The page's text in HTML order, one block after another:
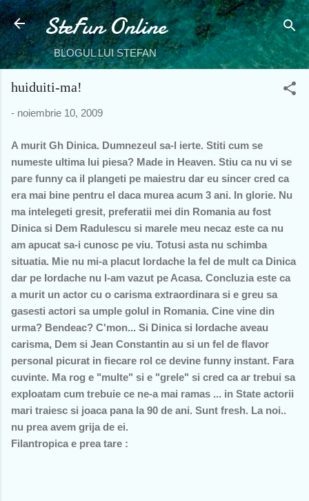
Treceți la conținutul principal
SteFun Online
BLOGUL LUI STEFAN
huiduiti-ma!
- noiembrie 10, 2009
A murit Gh Dinica. Dumnezeul sa-l ierte. Stiti cum se
numeste ultima lui piesa? Made in Heaven. Stiu ca nu vi se
pare funny ca il plangeti pe maiestru dar eu sincer cred ca
era mai bine pentru el daca murea acum 3 ani. In glorie. Nu
ma intelegeti gresit, preferatii mei din Romania au fost
Dinica si Dem Radulescu si marele meu necaz este ca nu
am apucat sa-i cunosc pe viu. Totusi asta nu schimba
situatia. Mie nu mi-a placut Iordache la fel de mult ca Dinica
dar pe Iordache nu l-am vazut pe Acasa. Concluzia este ca
a murit un actor cu o carisma extraordinara si e greu sa
gasesti actori sa umple golul in Romania. Cine vine din
urma? Bendeac? C'mon... Si Dinica si Iordache aveau
carisma, Dem si Jean Constantin au si un fel de flavor
personal picurat in fiecare rol ce devine funny instant. Fara
cuvinte. Ma rog e "multe" si e "grele" si cred ca ar trebui sa
exploatam cum trebuie ce ne-a mai ramas ... in State actorii
mari traiesc si joaca pana la 90 de ani. Sunt fresh. La noi..
nu prea avem grija de ei.
Filantropica e prea tare :